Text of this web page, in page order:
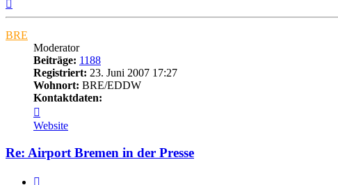
BRE
Moderator
Beiträge: 1188
Registriert: 23. Juni 2007 17:27
Wohnort: BRE/EDDW
Kontaktdaten:
von
BRE
Website
Re: Airport Bremen in der Presse